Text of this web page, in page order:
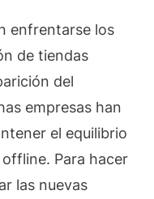
enfrentarse los
de tiendas
del
empresas han
el equilibrio
Para hacer
las nuevas